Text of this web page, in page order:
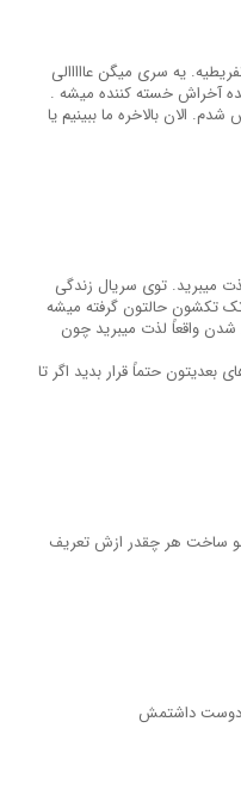
یه سری میگن عااااالی
آخراش خسته کننده میشه .
الان بالاخره ما ببینیم یا
میبرید. توی سریال زندگی
تک تکشون حالتون گرفته میشه
واقعاً لذت میبرید چون
بعدیتون حتماً قرار بدید اگر تا
ساخت هر چقدر ازش تعریف
دوست داشتمش